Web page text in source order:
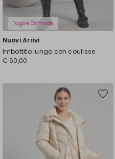
Taglie Comode
Nuovi Arrivi
Imbottito lungo con coulisse
€ 60,00
Sposta